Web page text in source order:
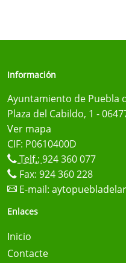
Información
Ayuntamiento de Puebla
Plaza del Cabildo, 1 -
Ver mapa
CIF: P0610400D
Telf.: 924 360 077
Fax: 924 360 228
E-mail:
Enlaces
Inicio
Contacte